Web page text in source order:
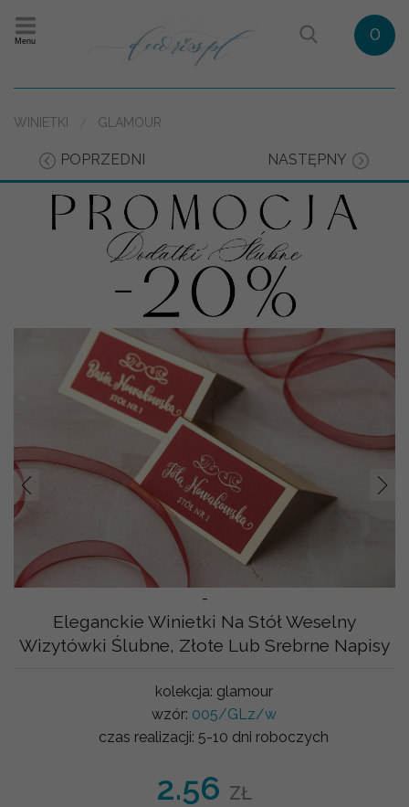
Menu 0
WINIETKI GLAMOUR
POPRZEDNI NASTĘPNY
-
Prev
Eleganckie Winietki Na Stół Weselny
Wizytówki Ślubne, Złote Lub Srebrne Napisy
kolekcja: glamour
wzór: 005/GLz/w
czas realizacji: 5-10 dni roboczych
2.56 ZŁ